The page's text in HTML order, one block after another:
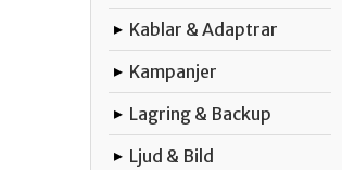
▸ Kablar & Adaptrar
▸ Kampanjer
▸ Lagring & Backup
▸ Ljud & Bild